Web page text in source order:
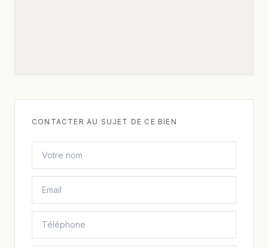
CONTACTER AU SUJET DE CE BIEN